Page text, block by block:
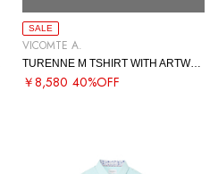
SALE
VICOMTE A.
TURENNE M TSHIRT WITH ARTWORK
￥8,580 40%OFF